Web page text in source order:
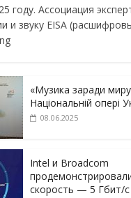
году. Ассоциация
и звуку EISA
«Музика заради
Національній опері
08.06.2025
Intel и Broadcom
скорость — 5 Гбит/с